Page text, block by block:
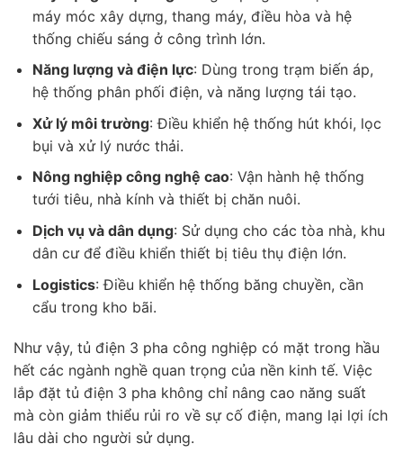
máy móc xây dựng, thang máy, điều hòa và hệ
thống chiếu sáng ở công trình lớn.
Năng lượng và điện lực: Dùng trong trạm biến áp,
hệ thống phân phối điện, và năng lượng tái tạo.
Xử lý môi trường: Điều khiển hệ thống hút khói, lọc
bụi và xử lý nước thải.
Nông nghiệp công nghệ cao: Vận hành hệ thống
tưới tiêu, nhà kính và thiết bị chăn nuôi.
Dịch vụ và dân dụng: Sử dụng cho các tòa nhà, khu
dân cư để điều khiển thiết bị tiêu thụ điện lớn.
Logistics: Điều khiển hệ thống băng chuyền, cần
cẩu trong kho bãi.
Như vậy, tủ điện 3 pha công nghiệp có mặt trong hầu
hết các ngành nghề quan trọng của nền kinh tế. Việc
lắp đặt tủ điện 3 pha không chỉ nâng cao năng suất
mà còn giảm thiểu rủi ro về sự cố điện, mang lại lợi ích
lâu dài cho người sử dụng.